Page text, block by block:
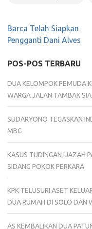
Navigasi
pos
Barca Telah Siapkan
Pengganti Dani Alves
POS-POS TERBARU
DUA KELOMPOK PEMUDA
WARGA JALAN TAMBAK
SUDARYONO TEGASKAN
MBG
KASUS TUDINGAN IJAZAH
SIDANG POKOK PERKARA
KPK TELUSURI ASET
DUA RUMAH DI SOLO DAN
AS KEMBALIKAN DUA